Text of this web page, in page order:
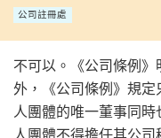
公司註冊處
不可以。《公司條例
外，《公司條例》規
人團體的唯一董事同
人團體不得擔任其公司